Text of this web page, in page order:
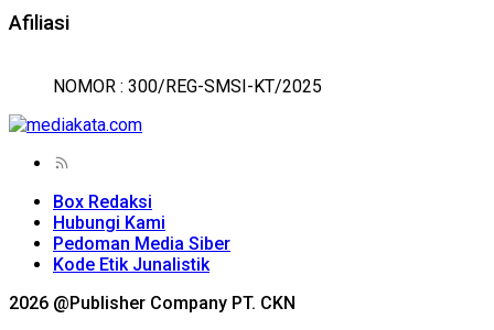
Afiliasi
NOMOR : 300/REG-SMSI-KT/2025
Box Redaksi
Hubungi Kami
Pedoman Media Siber
Kode Etik Junalistik
2026 @Publisher Company PT. CKN